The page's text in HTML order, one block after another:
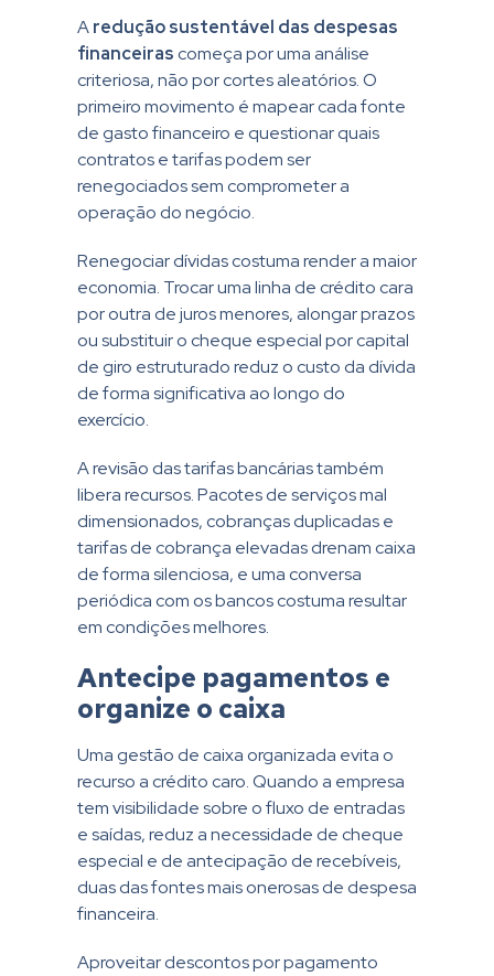
Aredução sustentável das despesas
financeiras começa por uma análise
criteriosa, não por cortes aleatórios. O
primeiro movimento é mapear cada fonte
de gasto financeiro e questionar quais
contratos e tarifas podem ser
renegociados sem comprometer a
operação do negócio.
Renegociar dívidas costuma render a maior
economia. Trocar uma linha de crédito cara
por outra de juros menores, alongar prazos
ou substituir o cheque especial por capital
de giro estruturado reduz o custo da dívida
de forma significativa ao longo do
exercício.
A revisão das tarifas bancárias também
libera recursos. Pacotes de serviços mal
dimensionados, cobranças duplicadas e
tarifas de cobrança elevadas drenam caixa
de forma silenciosa, e uma conversa
periódica com os bancos costuma resultar
em condições melhores.
Antecipe pagamentos e
organize o caixa
Uma gestão de caixa organizada evita o
recurso a crédito caro. Quando a empresa
tem visibilidade sobre o fluxo de entradas
e saídas, reduz a necessidade de cheque
especial e de antecipação de recebíveis,
duas das fontes mais onerosas de despesa
financeira.
Aproveitar descontos por pagamento